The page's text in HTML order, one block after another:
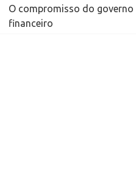
O compromisso do
financeiro